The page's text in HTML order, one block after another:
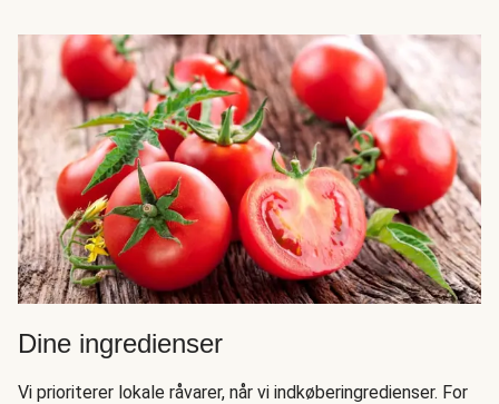
Dine ingredienser
Vi prioriterer lokale råvarer, når vi indkøberingredienser. For